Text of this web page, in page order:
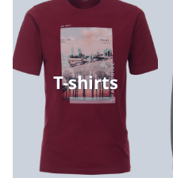
T-shirts